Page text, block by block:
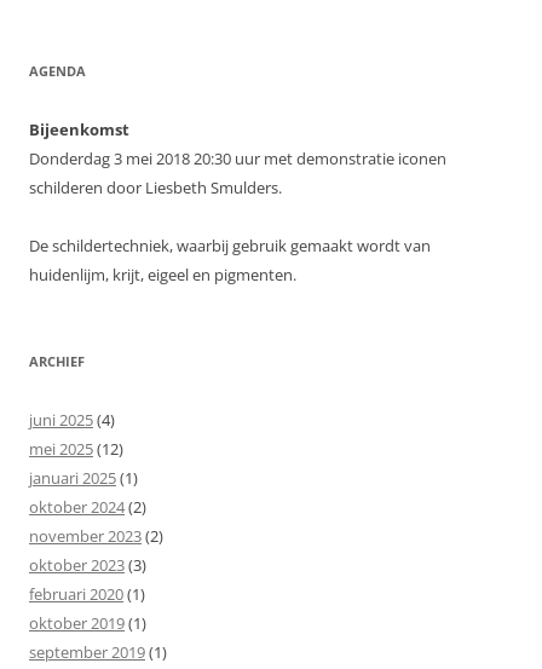
AGENDA
Bijeenkomst
Donderdag 3 mei 2018 20:30 uur met demonstratie iconen
schilderen door Liesbeth Smulders.
De schildertechniek, waarbij gebruik gemaakt wordt van
huidenlijm, krijt, eigeel en pigmenten.
ARCHIEF
juni 2025(4)
mei 2025(12)
januari 2025(1)
oktober 2024(2)
november 2023(2)
oktober 2023(3)
februari 2020(1)
oktober 2019(1)
september 2019(1)